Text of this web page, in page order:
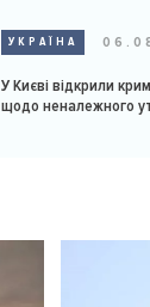
УКРАЇНА
У Києві відкрили
щодо неналежного